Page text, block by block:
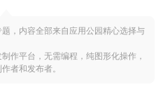
，内容全部来自应用公园精心选择与
作平台，无需编程，纯图形化操作，
者和发布者。